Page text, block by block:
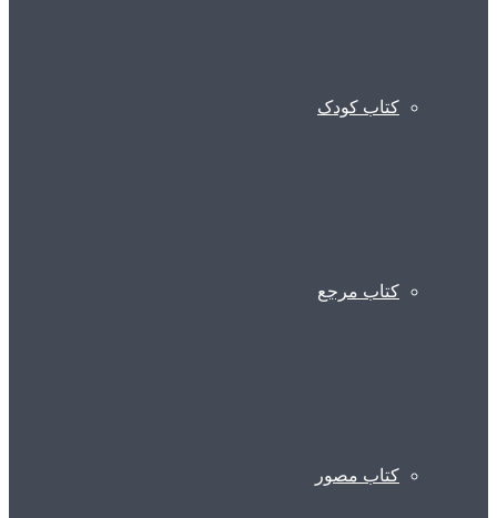
کتاب کودک
کتاب مرجع
کتاب مصور